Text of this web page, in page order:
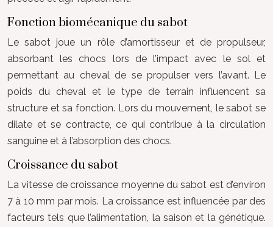
Fonction biomécanique du sabot
Le sabot joue un rôle d’amortisseur et de propulseur,
absorbant les chocs lors de l’impact avec le sol et
permettant au cheval de se propulser vers l’avant. Le
poids du cheval et le type de terrain influencent sa
structure et sa fonction. Lors du mouvement, le sabot se
dilate et se contracte, ce qui contribue à la circulation
sanguine et à l’absorption des chocs.
Croissance du sabot
La vitesse de croissance moyenne du sabot est d’environ
7 à 10 mm par mois. La croissance est influencée par des
facteurs tels que l’alimentation, la saison et la génétique.